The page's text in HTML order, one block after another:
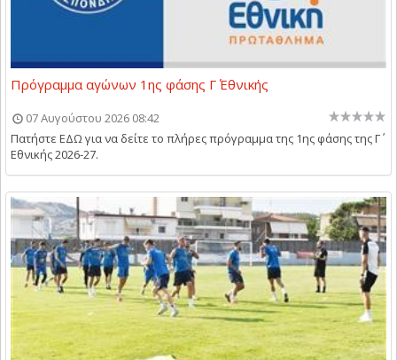
Πρόγραμμα αγώνων 1ης φάσης Γ΄ Εθνικής
07 Αυγούστου 2026 08:42
Πατήστε ΕΔΩ για να δείτε το πλήρες πρόγραμμα της 1ης φάσης της Γ΄
Εθνικής 2026-27.